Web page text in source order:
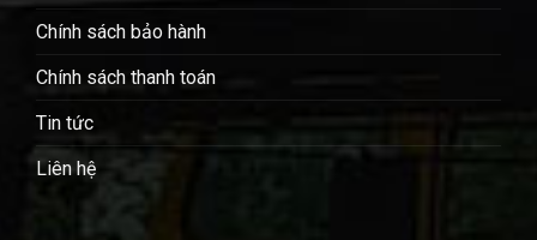
Chính sách bảo hành
Chính sách thanh toán
Tin tức
Liên hệ